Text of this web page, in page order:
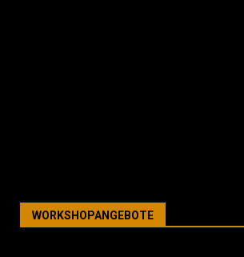
WORKSHOPANGEBOTE